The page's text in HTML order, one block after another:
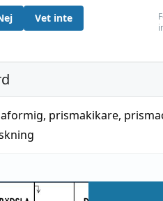
Vet inte
, prismakikare,